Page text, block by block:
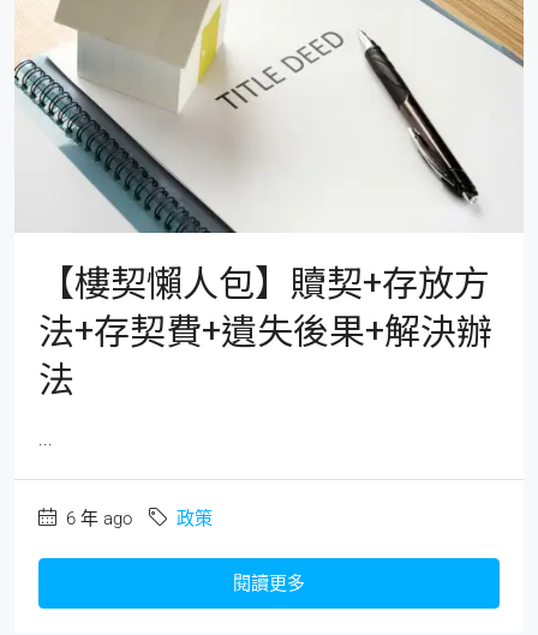
【樓契懶人包】贖契+存放方
法+存契費+遺失後果+解決辦
法
6 年 ago 政策
閱讀更多